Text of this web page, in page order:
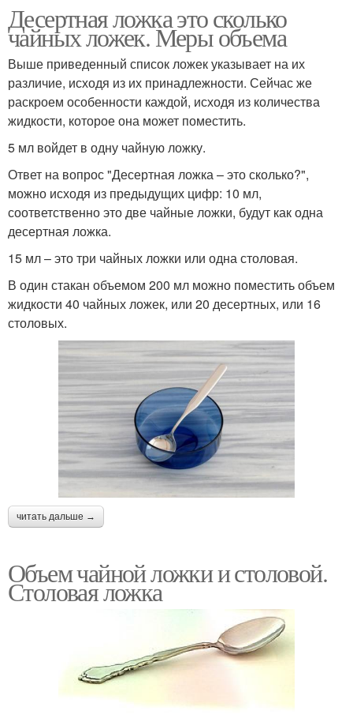
Десертная ложка это сколько
чайных ложек. Меры объема
Выше приведенный список ложек указывает на их
различие, исходя из их принадлежности. Сейчас же
раскроем особенности каждой, исходя из количества
жидкости, которое она может поместить.
5 мл войдет в одну чайную ложку.
Ответ на вопрос "Десертная ложка – это сколько?",
можно исходя из предыдущих цифр: 10 мл,
соответственно это две чайные ложки, будут как одна
десертная ложка.
15 мл – это три чайных ложки или одна столовая.
В один стакан объемом 200 мл можно поместить объем
жидкости 40 чайных ложек, или 20 десертных, или 16
столовых.
читать дальше →
Объем чайной ложки и столовой.
Столовая ложка